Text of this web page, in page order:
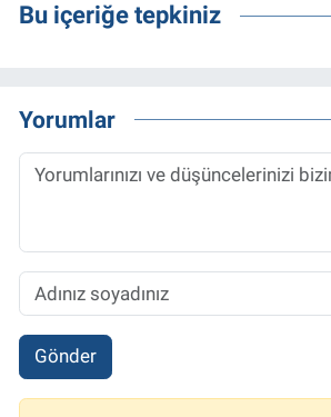
Bu içeriğe tepkiniz
Yorumlar
Gönder